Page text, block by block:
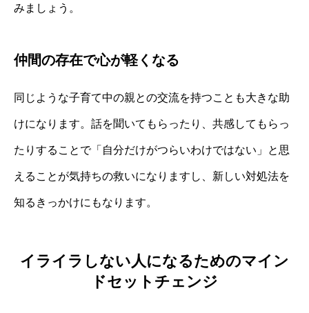
みましょう。
仲間の存在で心が軽くなる
同じような子育て中の親との交流を持つことも大きな助
けになります。話を聞いてもらったり、共感してもらっ
たりすることで「自分だけがつらいわけではない」と思
えることが気持ちの救いになりますし、新しい対処法を
知るきっかけにもなります。
イライラしない人になるためのマイン
ドセットチェンジ